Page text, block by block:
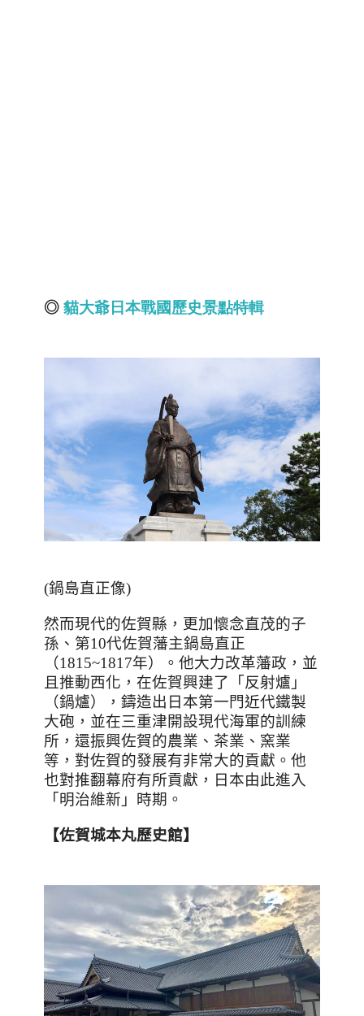
◎ 貓大爺日本戰國歷史景點特輯
(鍋島直正像)
然而現代的佐賀縣，更加懷念直茂的子
孫、第10代佐賀藩主鍋島直正
（1815~1817年）。他大力改革藩政，並
且推動西化，在佐賀興建了「反射爐」
（鍋爐），鑄造出日本第一門近代鐵製
大砲，並在三重津開設現代海軍的訓練
所，還振興佐賀的農業、茶業、窯業
等，對佐賀的發展有非常大的貢獻。他
也對推翻幕府有所貢獻，日本由此進入
「明治維新」時期。
【佐賀城本丸歷史館】